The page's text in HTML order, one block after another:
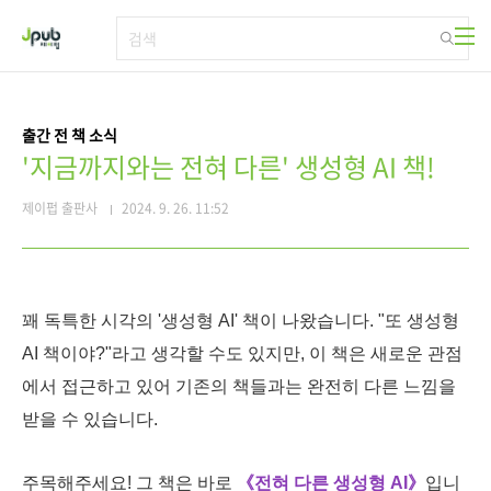
출간 전 책 소식
'지금까지와는 전혀 다른' 생성형 AI 책!
제이펍 출판사 2024. 9. 26. 11:52
꽤 독특한 시각의 '생성형 AI' 책이 나왔습니다. "또 생성형
AI 책이야?"라고 생각할 수도 있지만, 이 책은 새로운 관점
에서 접근하고 있어 기존의 책들과는 완전히 다른 느낌을
받을 수 있습니다.
주목해주세요! 그 책은 바로 《전혀 다른 생성형 AI》 입니